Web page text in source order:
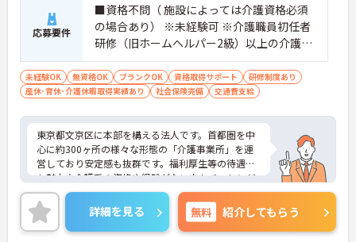
応募要件
■資格不問（ 施設によっては介護資格必須
の場合あり） ※未経験可 ※介護職員初任者
研修（旧ホームヘルパー2級）以上の介護資
格をお持ちの方優遇
未経験OK 無資格OK ブランクOK 資格取得サポート
研修制度あり
産休･育休･介護休暇取得実績あり
社会保険完備 交通費支給
東京都文京区に本部を構える法人です。首都圏を中
心に約300ヶ所の様々な形態の「介護事業所」を運
営しており安定感も抜群です。福利厚生等の待遇面
も魅力♪介護系の資格や経験がない方もチャレンジ
OK◎資格取得支援もあり働きながらスキルアップも
目指します。ご興味ある方には、面接対策ポイント
など、さらに詳細をお話しいたしますのでお気軽に
ご相談ください！
詳細を見る 無料 紹介してもらう